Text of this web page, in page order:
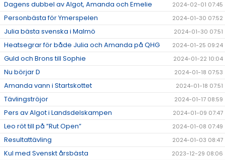
Dagens dubbel av Algot, Amanda och Emelie 2024-02-01 07:45
Personbästa för Ymerspelen 2024-01-30 07:52
Julia bästa svenska i Malmö 2024-01-30 07:51
Heatsegrar för både Julia och Amanda på QHG 2024-01-25 09:24
Guld och Brons till Sophie 2024-01-22 10:04
Nu börjar D 2024-01-18 07:53
Amanda vann i Startskottet 2024-01-18 07:51
Tävlingströjor 2024-01-17 08:59
Pers av Algot i Landsdelskampen 2024-01-09 07:47
Leo röt till på ”Rut Open” 2024-01-08 07:49
Resultattävling 2024-01-03 08:47
Kul med Svenskt årsbästa 2023-12-29 08:06